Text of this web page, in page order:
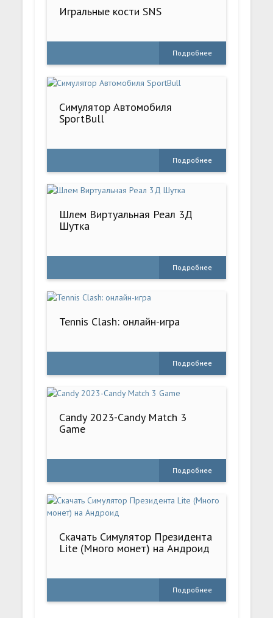
Игральные кости SNS
Подробнее
Симулятор Автомобиля
SportBull
Подробнее
Шлем Виртуальная Реал 3Д
Шутка
Подробнее
Tennis Clash: онлайн-игра
Подробнее
Candy 2023-Candy Match 3
Game
Подробнее
Скачать Симулятор Президента
Lite (Много монет) на Андроид
Подробнее